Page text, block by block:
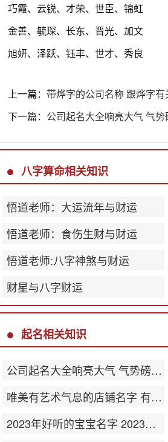
巧霞、云锐、才荣、世臣、锦虹
金善、毓琛、长东、晋光、加文
旭妍、泽跃、钰丰、世才、秀良
上一篇： 带烨字的公司名称 跟烨字
下一篇： 公司起名大全响亮大气 气
八字算命相关知识
悟道老师：大运流年与财运
悟道老师：食伤生财与财运
悟道老师:八字神煞与财运
财星与八字财运
起名相关知识
公司起名大全响亮大气 气势磅礴公司名称
唯美有艺术气息的店铺名字 有韵味店名
2023年好听的宝宝名字 2023最新版名字大全